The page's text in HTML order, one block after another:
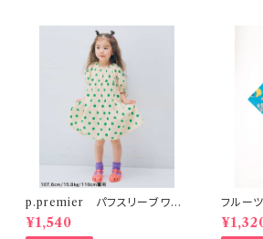
p.premier パフスリーブワン
ピース ドット柄
¥1,540
フルー
シャツ